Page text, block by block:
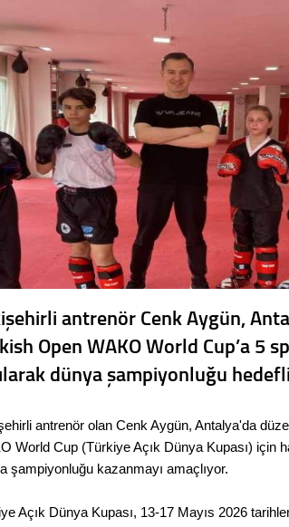
antrenör Cenk Aygün,
Open WAKO World Cup’a 5
dünya şampiyonluğu
antrenör olan Cenk Aygün, Antalya'da
World Cup (Türkiye Açık Dünya Kupası) için
şampiyonluğu kazanmayı amaçlıyor.
Açık Dünya Kupası, 13-17 Mayıs 2026